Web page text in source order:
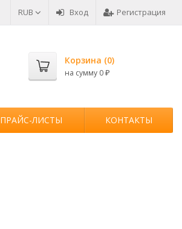
RUB Вход Регистрация
Корзина (0)
на сумму 0 ₽
ПРАЙС-ЛИСТЫ КОНТАКТЫ